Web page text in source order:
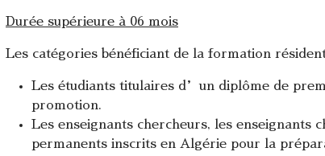
Durée supérieure à 06 mois
Les catégories bénéficiant de la formation
Les étudiants titulaires d’un diplôme de
promotion.
Les enseignants chercheurs, les
permanents inscrits en Algérie pour la